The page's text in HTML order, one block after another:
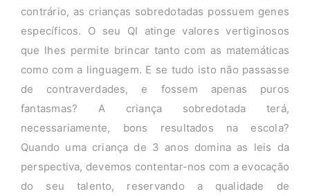
contrário, as crianças sobredotadas possuem genes
específicos. O seu QI atinge valores vertiginosos
que lhes permite brincar tanto com as matemáticas
como com a linguagem. E se tudo isto não passasse
de contraverdades, e fossem apenas puros
fantasmas? A criança sobredotada terá,
necessariamente, bons resultados na escola?
Quando uma criança de 3 anos domina as leis da
perspectiva, devemos contentar-nos com a evocação
do seu talento, reservando a qualidade de